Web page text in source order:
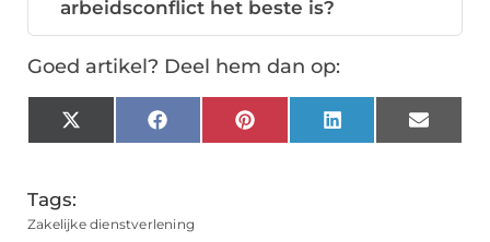
arbeidsconflict het beste is?
Goed artikel? Deel hem dan op:
X
(Twitter)
FacebookPinterestLinkedInEmail
Tags:
Zakelijke dienstverlening